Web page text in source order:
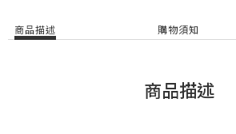
商品描述 購物須知
商品描述